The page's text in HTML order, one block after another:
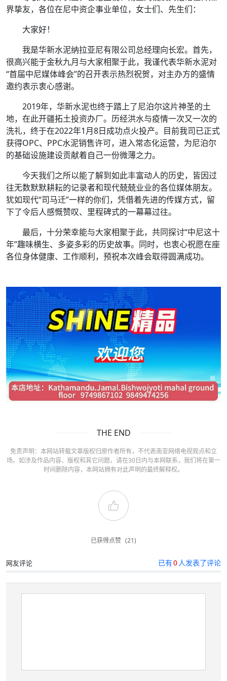
界挚友，各位在尼中资企事业单位，女士们、先生们：
大家好！
我是华新水泥纳拉亚尼有限公司总经理向长宏。首先，
很高兴能于金秋九月与大家相聚于此，我谨代表华新水泥对
“首届中尼媒体峰会”的召开表示热烈祝贺，对主办方的盛情
邀约表示衷心感谢。
2019年，华新水泥也终于踏上了尼泊尔这片神圣的土
地，在此开疆拓土投资办厂。历经洪水与疫情一次又一次的
洗礼，终于在2022年1月8日成功点火投产。目前我司已正式
获得OPC、PPC水泥销售许可，进入常态化运营，为尼泊尔
的基础设施建设贡献着自己一份微薄之力。
今天我们之所以能了解到如此丰富动人的历史，皆因过
往无数默默耕耘的记录者和现代兢兢业业的各位媒体朋友。
犹如现代“司马迁”一样的你们，凭借着先进的传媒方式，留
下了令后人感慨赞叹、里程碑式的一幕幕过往。
最后，十分荣幸能与大家相聚于此，共同探讨“中尼这十
年”趣味横生、多姿多彩的历史故事。同时，也衷心祝愿在座
各位身体健康、工作顺利，预祝本次峰会取得圆满成功。
THE END
免责声明：本网站转载文章版权归原作者所有，不代表南亚网络电视观点和立
场。如涉及作品内容、版权和其它问题，请在30日内与本网联系，我们将在第一
时间删除内容，本网站拥有对此声明的最终解释权。
已获得点赞 (21)
网友评论 已有0人发表了评论